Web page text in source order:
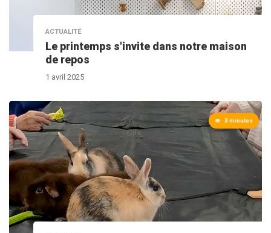
ACTUALITÉ
Le printemps s'invite dans notre maison
de repos
1 avril 2025
3 minutes